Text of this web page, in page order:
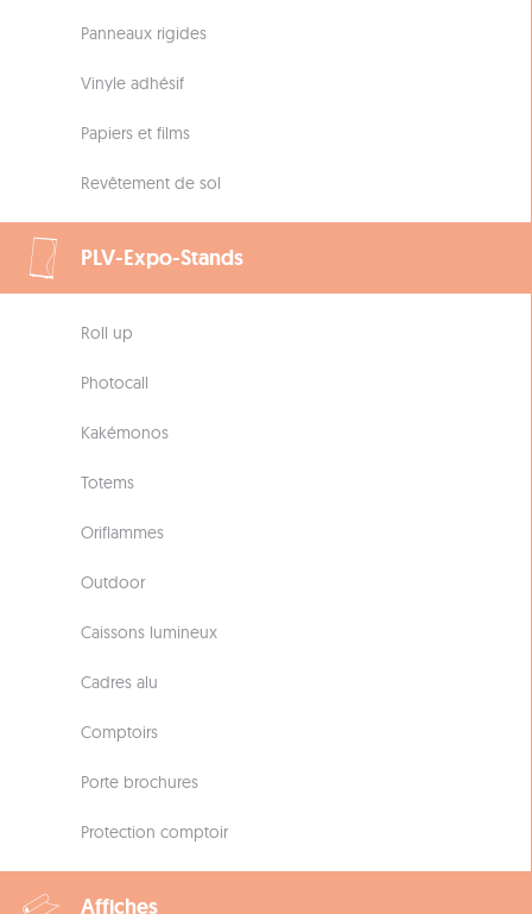
Panneaux rigides
Vinyle adhésif
Papiers et films
Revêtement de sol
PLV-Expo-Stands
Roll up
Photocall
Kakémonos
Totems
Oriflammes
Outdoor
Caissons lumineux
Cadres alu
Comptoirs
Porte brochures
Protection comptoir
Affiches